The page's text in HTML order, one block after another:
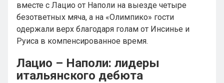
вместе с Лацио от Наполи на выезде четыре
безответных мяча, а на «Олимпико» гости
одержали верх благодаря голам от Инсинье и
Руиса в компенсированное время.
Лацио – Наполи: лидеры
итальянского дебюта